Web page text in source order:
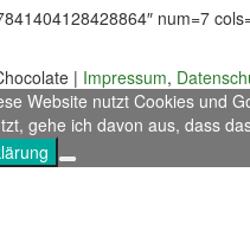
num=7
| Impressum,
Website nutzt Cookies und
gehe ich davon aus, dass